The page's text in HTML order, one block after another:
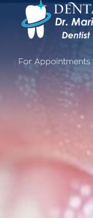
For Appointments